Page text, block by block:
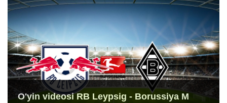
O'yin videosi RB Leypsig - Borussiya M